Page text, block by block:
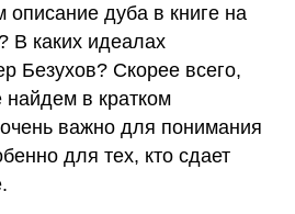
описание дуба в книге на
В каких идеалах
Безухов? Скорее всего,
найдем в кратком
важно для понимания
для тех, кто сдает